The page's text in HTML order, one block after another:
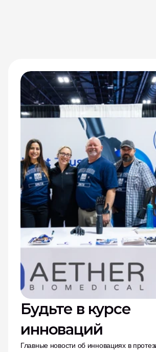
Будьте в курсе
инноваций
Главные новости об инновациях в